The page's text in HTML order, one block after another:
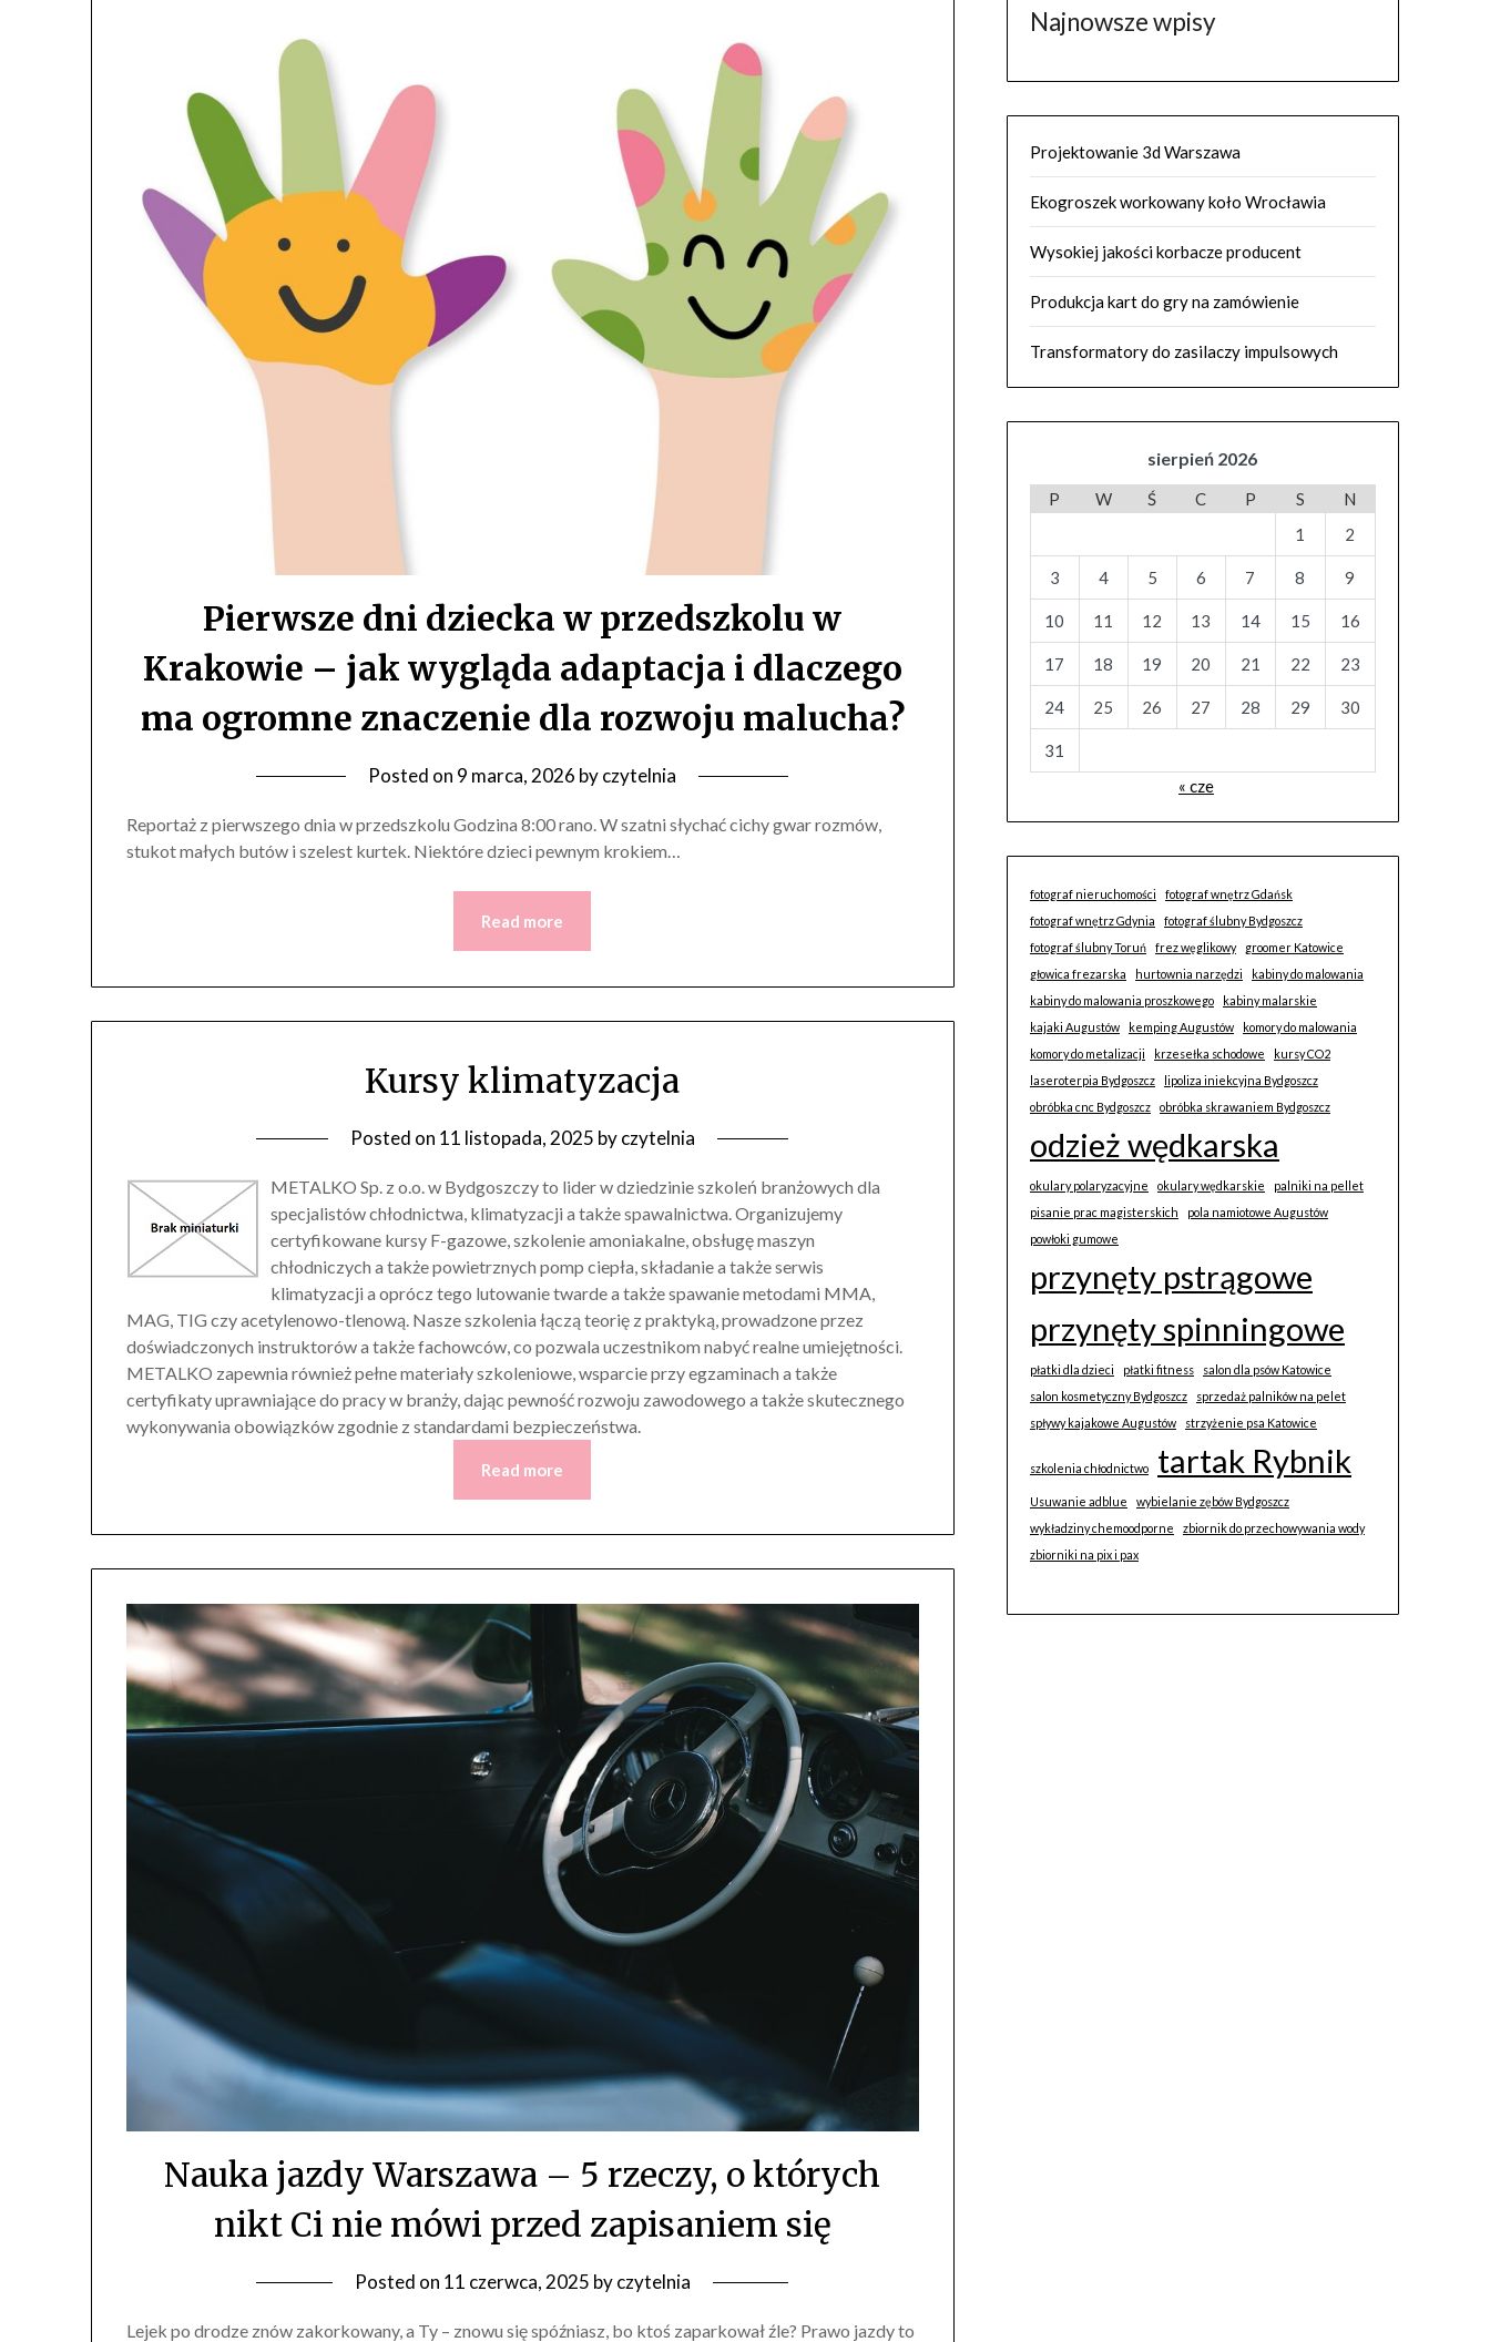
Pierwsze dni dziecka w przedszkolu w
Krakowie – jak wygląda adaptacja i dlaczego
ma ogromne znaczenie dla rozwoju malucha?
Posted on 9 marca, 2026 byczytelnia
Reportaż z pierwszego dnia w przedszkolu Godzina 8:00 rano. W szatni słychać cichy gwar rozmów,
stukot małych butów i szelest kurtek. Niektóre dzieci pewnym krokiem…
Read more
Kursy klimatyzacja
Posted on 11 listopada, 2025 byczytelnia
METALKO Sp. z o.o. w Bydgoszczy to lider w dziedzinie szkoleń branżowych dla
specjalistów chłodnictwa, klimatyzacji a także spawalnictwa. Organizujemy
certyfikowane kursy F-gazowe, szkolenie amoniakalne, obsługę maszyn
chłodniczych a także powietrznych pomp ciepła, składanie a także serwis
klimatyzacji a oprócz tego lutowanie twarde a także spawanie metodami MMA,
MAG, TIG czy acetylenowo-tlenową. Nasze szkolenia łączą teorię z praktyką, prowadzone przez
doświadczonych instruktorów a także fachowców, co pozwala uczestnikom nabyć realne umiejętności.
METALKO zapewnia również pełne materiały szkoleniowe, wsparcie przy egzaminach a także
certyfikaty uprawniające do pracy w branży, dając pewność rozwoju zawodowego a także skutecznego
wykonywania obowiązków zgodnie z standardami bezpieczeństwa.
Read more
Nauka jazdy Warszawa – 5 rzeczy, o których
nikt Ci nie mówi przed zapisaniem się
Posted on 11 czerwca, 2025 byczytelnia
Lejek po drodze znów zakorkowany, a Ty – znowu się spóźniasz, bo ktoś zaparkował źle? Prawo jazdy to
Najnowsze wpisy
Projektowanie 3d Warszawa
Ekogroszek workowany koło Wrocławia
Wysokiej jakości korbacze producent
Produkcja kart do gry na zamówienie
Transformatory do zasilaczy impulsowych
sierpień 2026
P W Ś C P S
N
1
2
3 4 5 6 7 8 9
10 11 12 13 14 15 16
17 18 19 20 21 22 23
24 25 26 27 28 29 30
31
« cze
fotograf nieruchomości
fotograf wnętrz Gdańsk
fotograf wnętrz Gdynia
fotograf ślubny Bydgoszcz
fotograf ślubny Toruń
frez węglikowy
groomer Katowice
głowica frezarska
hurtownia narzędzi
kabiny do malowania
kabiny do malowania proszkowego
kabiny malarskie
kajaki Augustów
kemping Augustów
komory do malowania
komory do metalizacji
krzesełka schodowe
kursy CO2
laseroterpia Bydgoszcz
lipoliza iniekcyjna Bydgoszcz
obróbka cnc Bydgoszcz
obróbka skrawaniem Bydgoszcz
odzież wędkarska
okulary polaryzacyjne okulary wędkarskie
palniki na pellet
pisanie prac magisterskich
pola namiotowe Augustów
powłoki gumowe
przynęty pstrągowe
przynęty spinningowe
płatki dla dzieci płatki fitness
salon dla psów Katowice
salon kosmetyczny Bydgoszcz
sprzedaż palników na pelet
spływy kajakowe Augustów
strzyżenie psa Katowice
szkolenia chłodnictwo tartak Rybnik
Usuwanie adblue
wybielanie zębów Bydgoszcz
wykładziny chemoodporne
zbiornik do przechowywania wody
zbiorniki na pix i pax